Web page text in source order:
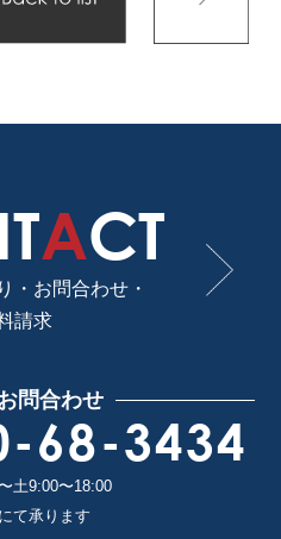
ACT
・お問合わせ・
請求
問合わせ
68-3434
土9:00〜18:00
て承ります